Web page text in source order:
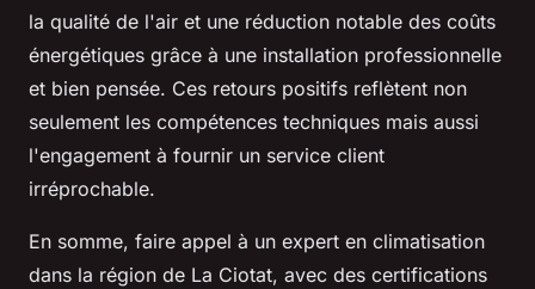
la qualité de l'air et une réduction notable des coûts
énergétiques grâce à une installation professionnelle
et bien pensée. Ces retours positifs reflètent non
seulement les compétences techniques mais aussi
l'engagement à fournir un service client
irréprochable.
En somme, faire appel à un expert en climatisation
dans la région de La Ciotat, avec des certifications